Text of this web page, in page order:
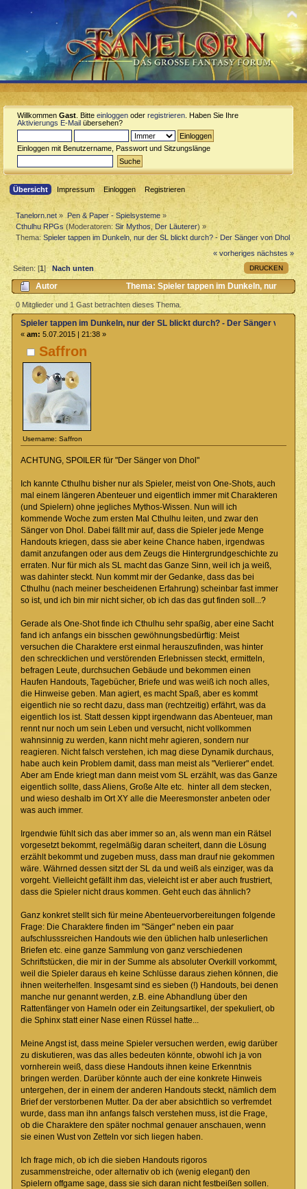
Willkommen Gast . Bitte einloggen oder registrieren . Haben Sie Ihre
Aktivierungs E-Mail übersehen?
Einloggen mit Benutzername, Passwort und Sitzungslänge
Übersicht Impressum Einloggen Registrieren
Tanelorn.net » Pen & Paper - Spielsysteme»
Cthulhu RPGs (Moderatoren:Sir Mythos, Der Läuterer) »
Thema:Spieler tappen im Dunkeln, nur der SL blickt durch? - Der Sänger von Dhol
« vorheriges nächstes »
DRUCKEN
Seiten: [1] Nach unten
Autor
Thema: Spieler tappen im Dunkeln, nur
der SL blickt durch? - Der Sänger von Dhol (Gelesen 6923 mal)
0 Mitglieder und 1 Gast betrachten dieses Thema.
Saffron
Username: Saffron
Spieler tappen im Dunkeln, nur der SL blickt durch? - Der Sänger von Dhol
« am: 5.07.2015 | 21:38 »
ACHTUNG, SPOILER für "Der Sänger von Dhol"
Ich kannte Cthulhu bisher nur als Spieler, meist von One-Shots, auch
mal einem längeren Abenteuer und eigentlich immer mit Charakteren
(und Spielern) ohne jegliches Mythos-Wissen. Nun will ich
kommende Woche zum ersten Mal Cthulhu leiten, und zwar den
Sänger von Dhol. Dabei fällt mir auf, dass die Spieler jede Menge
Handouts kriegen, dass sie aber keine Chance haben, irgendwas
damit anzufangen oder aus dem Zeugs die Hintergrundgeschichte zu
erraten. Nur für mich als SL macht das Ganze Sinn, weil ich ja weiß,
was dahinter steckt. Nun kommt mir der Gedanke, dass das bei
Cthulhu (nach meiner bescheidenen Erfahrung) scheinbar fast immer
so ist, und ich bin mir nicht sicher, ob ich das das gut finden soll...?
Gerade als One-Shot finde ich Cthulhu sehr spaßig, aber eine Sacht
fand ich anfangs ein bisschen gewöhnungsbedürftig: Meist
versuchen die Charaktere erst einmal herauszufinden, was hinter
den schrecklichen und verstörenden Erlebnissen steckt, ermitteln,
befragen Leute, durchsuchen Gebäude und bekommen einen
Haufen Handouts, Tagebücher, Briefe und was weiß ich noch alles,
die Hinweise geben. Man agiert, es macht Spaß, aber es kommt
eigentlich nie so recht dazu, dass man (rechtzeitig) erfährt, was da
eigentlich los ist. Statt dessen kippt irgendwann das Abenteuer, man
rennt nur noch um sein Leben und versucht, nicht vollkommen
wahnsinnig zu werden, kann nicht mehr agieren, sondern nur
reagieren. Nicht falsch verstehen, ich mag diese Dynamik durchaus,
habe auch kein Problem damit, dass man meist als "Verlierer" endet.
Aber am Ende kriegt man dann meist vom SL erzählt, was das Ganze
eigentlich sollte, dass Aliens, Große Alte etc. hinter all dem stecken,
und wieso deshalb im Ort XY alle die Meeresmonster anbeten oder
was auch immer.
Irgendwie fühlt sich das aber immer so an, als wenn man ein Rätsel
vorgesetzt bekommt, regelmäßig daran scheitert, dann die Lösung
erzählt bekommt und zugeben muss, dass man drauf nie gekommen
wäre. Währned dessen sitzt der SL da und weiß als einziger, was da
vorgeht. Vielleicht gefällt ihm das, vieleicht ist er aber auch frustriert,
dass die Spieler nicht draus kommen. Geht euch das ähnlich?
Ganz konkret stellt sich für meine Abenteuervorbereitungen folgende
Frage: Die Charaktere finden im "Sänger" neben ein paar
aufschlusssreichen Handouts wie den üblichen halb unleserlichen
Briefen etc. eine ganze Sammlung von ganz verschiedenen
Schriftstücken, die mir in der Summe als absoluter Overkill vorkommt,
weil die Spieler daraus eh keine Schlüsse daraus ziehen können, die
ihnen weiterhelfen. Insgesamt sind es sieben (!) Handouts, bei denen
manche nur genannt werden, z.B. eine Abhandlung über den
Rattenfänger von Hameln oder ein Zeitungsartikel, der spekuliert, ob
die Sphinx statt einer Nase einen Rüssel hatte...
Meine Angst ist, dass meine Spieler versuchen werden, ewig darüber
zu diskutieren, was das alles bedeuten könnte, obwohl ich ja von
vornherein weiß, dass diese Handouts ihnen keine Erkenntnis
bringen werden. Darüber könnte auch der eine konkrete Hinweis
untergehen, der in einem der anderen Handouts steckt, nämlich dem
Brief der verstorbenen Mutter. Da der aber absichtlich so verfremdet
wurde, dass man ihn anfangs falsch verstehen muss, ist die Frage,
ob die Charaktere den später nochmal genauer anschauen, wenn
sie einen Wust von Zetteln vor sich liegen haben.
Ich frage mich, ob ich die sieben Handouts rigoros
zusammenstreiche, oder alternativ ob ich (wenig elegant) den
Spielern offgame sage, dass sie sich daran nicht festbeißen sollen.